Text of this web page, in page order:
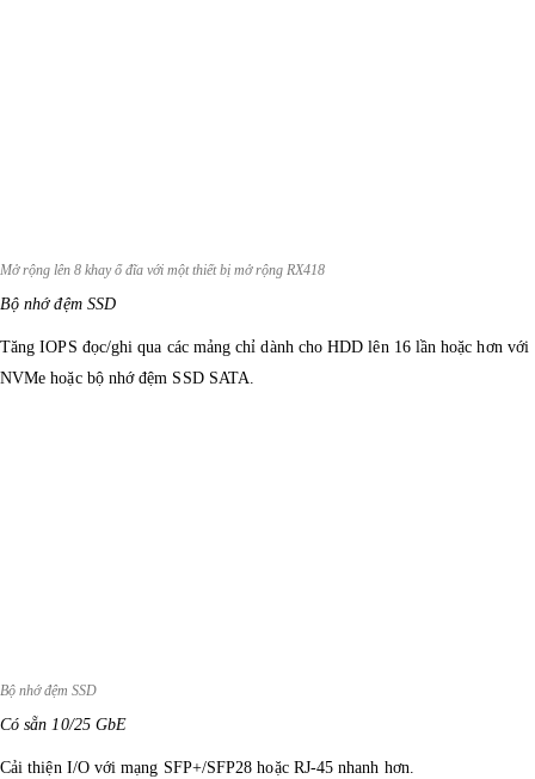
Mở rộng lên 8 khay ổ đĩa với một thiết bị mở rộng RX418
Bộ nhớ đệm SSD
Tăng IOPS đọc/ghi qua các mảng chỉ dành cho HDD lên 16 lần hoặc hơn với
NVMe hoặc bộ nhớ đệm SSD SATA.
Bộ nhớ đệm SSD
Có sẵn 10/25 GbE
Cải thiện I/O với mạng SFP+/SFP28 hoặc RJ-45 nhanh hơn.